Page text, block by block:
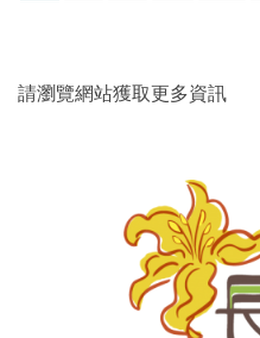
請瀏覽網站獲取更多資訊